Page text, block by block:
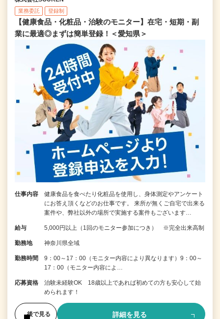
業務委託 登録制
【健康食品・化粧品・治験のモニター】在宅・短期・副
業に最適◎まずは簡単登録！＜愛知県＞
仕事内容
健康食品を食べたり化粧品を使用し、身体測定やアンケート
にお答え頂くなどのお仕事です。 来所が無くご自宅で出来る
案件や、弊社以外の場所で実施する案件もございます…
給与 5,000円以上（1回のモニター参加につき） ※完全出来高制
勤務地 神奈川県全域
勤務時間
9：00～17：00（モニター内容により異なります）9：00～
17：00（モニター内容によ…
応募資格
治験未経験OK 18歳以上であれば初めての方も安心して始
められます！
後で見る 詳細を見る